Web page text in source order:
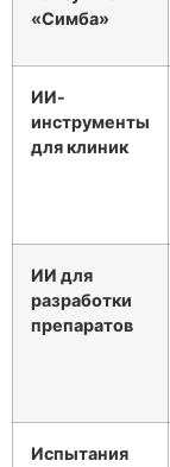
«Симба»
ИИ-
инструменты
для клиник
ИИ для
разработки
препаратов
Испытания